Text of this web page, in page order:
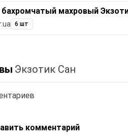
махровый
6 шт
Экзотик Сан
комментарий